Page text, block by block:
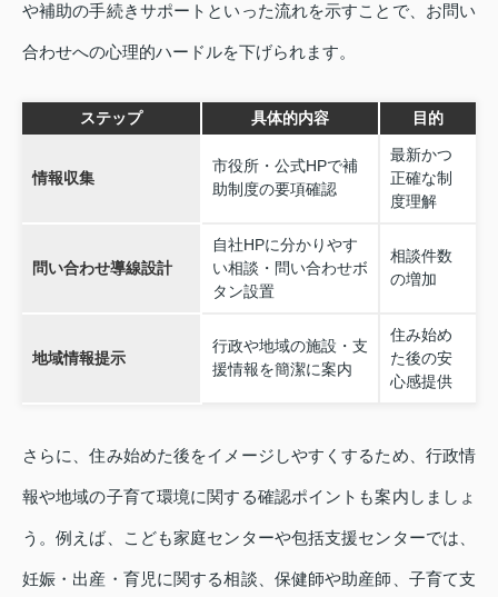
や補助の手続きサポートといった流れを示すことで、お問い
合わせへの心理的ハードルを下げられます。
ステップ 具体的内容 目的
情報収集
市役所・公式HPで補
助制度の要項確認
最新かつ
正確な制
度理解
問い合わせ導線設計
自社HPに分かりやす
い相談・問い合わせボ
タン設置
相談件数
の増加
地域情報提示
行政や地域の施設・支
援情報を簡潔に案内
住み始め
た後の安
心感提供
さらに、住み始めた後をイメージしやすくするため、行政情
報や地域の子育て環境に関する確認ポイントも案内しましょ
う。例えば、こども家庭センターや包括支援センターでは、
妊娠・出産・育児に関する相談、保健師や助産師、子育て支